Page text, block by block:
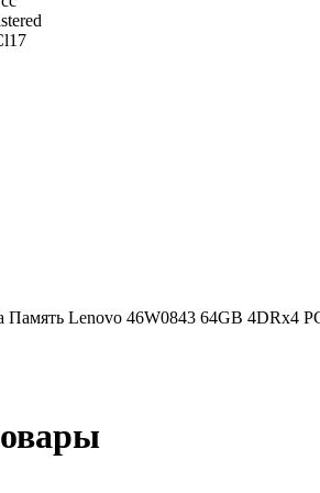
Память Lenovo 46W0843 64GB 4DRx4